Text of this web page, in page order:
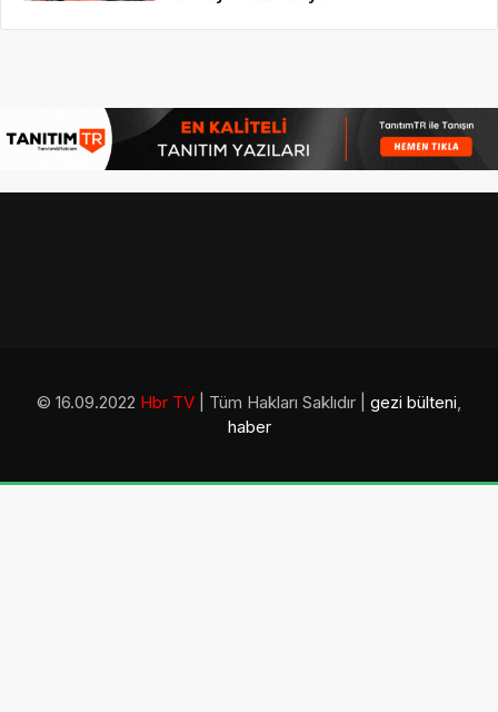
© 16.09.2022 Hbr TV | Tüm Hakları Saklıdır | gezi bülteni,
haber